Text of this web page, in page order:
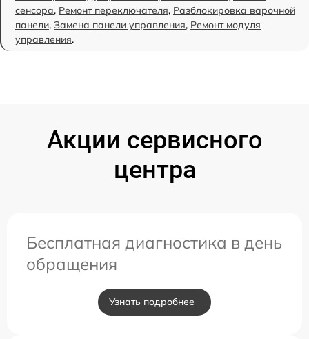
сенсора, Ремонт переключателя, Разблокировка варочной
панели, Замена панели управления, Ремонт модуля
управления.
Акции сервисного
центра
Бесплатная диагностика в день
обращения
Узнать подробнее